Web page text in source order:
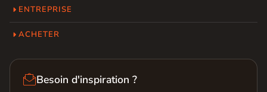
ENTREPRISE
ACHETER
Besoin d'inspiration ?